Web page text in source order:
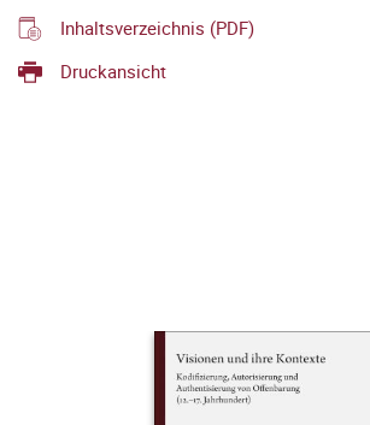
Inhaltsverzeichnis (PDF)
Druckansicht